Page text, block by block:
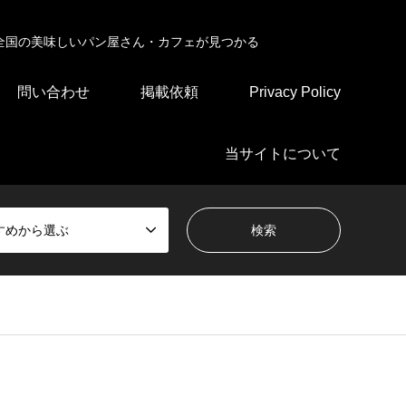
の美味しいパン屋さん・カフェが見つかる
問い合わせ 掲載依頼 Privacy Policy
当サイトについて
めから選ぶ